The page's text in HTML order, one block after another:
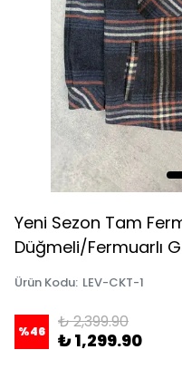
Yeni Sezon Tam
Düğmeli/Fermuarlı
Ürün Kodu: LEV-CKT-1
%46 ₺ 2,399.90
₺ 1,299.90